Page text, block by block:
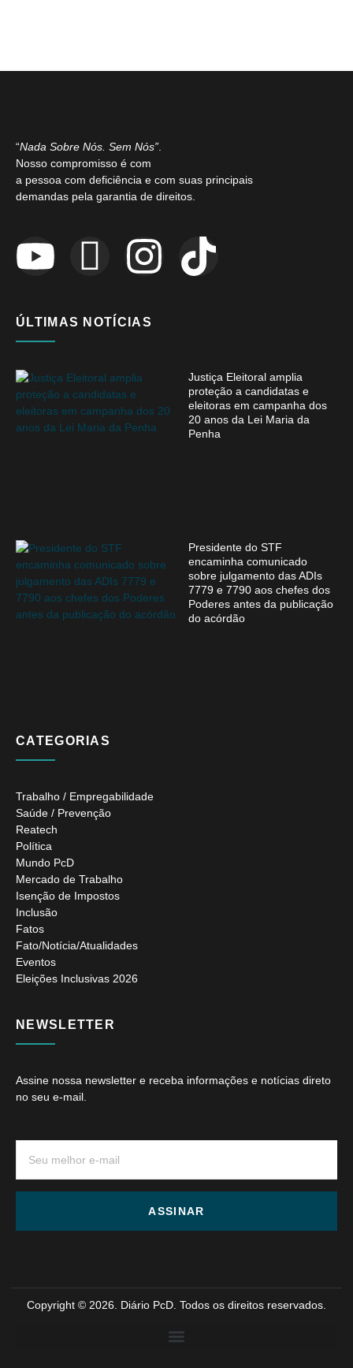
“Nada Sobre Nós. Sem Nós”
Nosso compromisso é com
a pessoa com deficiência e com suas principais
demandas pela garantia de direitos.
ÚLTIMAS NOTÍCIAS
Justiça Eleitoral amplia
proteção a candidatas e
eleitoras em campanha dos
20 anos da Lei Maria da
Penha
Presidente do STF
encaminha comunicado
sobre julgamento das ADIs
7779 e 7790 aos chefes dos
Poderes antes da publicação
do acórdão
CATEGORIAS
Trabalho / Empregabilidade
Saúde / Prevenção
Reatech
Política
Mundo PcD
Mercado de Trabalho
Isenção de Impostos
Inclusão
Fatos
Fato/Notícia/Atualidades
Eventos
Eleições Inclusivas 2026
NEWSLETTER
Assine nossa newsletter e receba informações e notícias direto
no seu e-mail.
ASSINAR
Copyright © 2026. Diário PcD. Todos os direitos reservados.